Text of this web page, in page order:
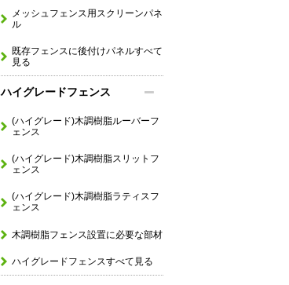
メッシュフェンス用スクリーンパネ
ル
既存フェンスに後付けパネルすべて
見る
ハイグレードフェンス
(ハイグレード)木調樹脂ルーバーフ
ェンス
(ハイグレード)木調樹脂スリットフ
ェンス
(ハイグレード)木調樹脂ラティスフ
ェンス
木調樹脂フェンス設置に必要な部材
ハイグレードフェンスすべて見る